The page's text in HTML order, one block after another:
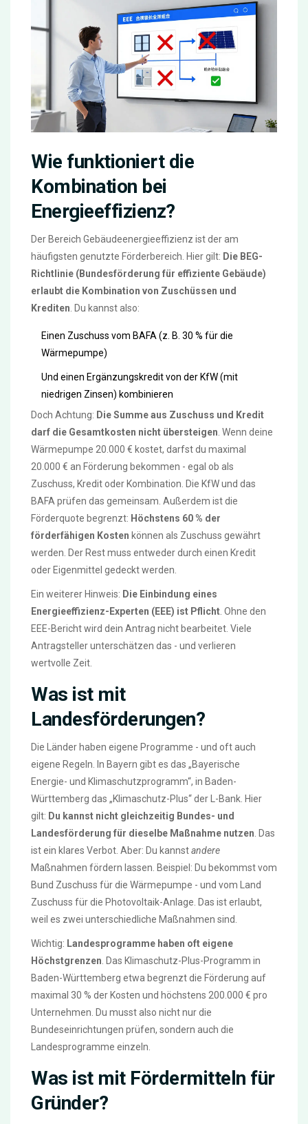
Wie funktioniert die
Kombination bei
Energieeffizienz?
Der Bereich Gebäudeenergieeffizienz ist der am
häufigsten genutzte Förderbereich. Hier gilt: Die BEG-
Richtlinie (Bundesförderung für effiziente Gebäude)
erlaubt die Kombination von Zuschüssen und
Krediten . Du kannst also:
Einen Zuschuss vom BAFA (z. B. 30 % für die
Wärmepumpe)
Und einen Ergänzungskredit von der KfW (mit
niedrigen Zinsen) kombinieren
Doch Achtung: Die Summe aus Zuschuss und Kredit
darf die Gesamtkosten nicht übersteigen . Wenn deine
Wärmepumpe 20.000 € kostet, darfst du maximal
20.000 € an Förderung bekommen - egal ob als
Zuschuss, Kredit oder Kombination. Die KfW und das
BAFA prüfen das gemeinsam. Außerdem ist die
Förderquote begrenzt: Höchstens 60 % der
förderfähigen Kosten können als Zuschuss gewährt
werden. Der Rest muss entweder durch einen Kredit
oder Eigenmittel gedeckt werden.
Ein weiterer Hinweis: Die Einbindung eines
Energieeffizienz-Experten (EEE) ist Pflicht . Ohne den
EEE-Bericht wird dein Antrag nicht bearbeitet. Viele
Antragsteller unterschätzen das - und verlieren
wertvolle Zeit.
Was ist mit
Landesförderungen?
Die Länder haben eigene Programme - und oft auch
eigene Regeln. In Bayern gibt es das „Bayerische
Energie- und Klimaschutzprogramm“, in Baden-
Württemberg das „Klimaschutz-Plus“ der L-Bank. Hier
gilt: Du kannst nicht gleichzeitig Bundes- und
Landesförderung für dieselbe Maßnahme nutzen . Das
ist ein klares Verbot. Aber: Du kannstandere
Maßnahmen fördern lassen. Beispiel: Du bekommst vom
Bund Zuschuss für die Wärmepumpe - und vom Land
Zuschuss für die Photovoltaik-Anlage. Das ist erlaubt,
weil es zwei unterschiedliche Maßnahmen sind.
Wichtig: Landesprogramme haben oft eigene
Höchstgrenzen . Das Klimaschutz-Plus-Programm in
Baden-Württemberg etwa begrenzt die Förderung auf
maximal 30 % der Kosten und höchstens 200.000 € pro
Unternehmen. Du musst also nicht nur die
Bundeseinrichtungen prüfen, sondern auch die
Landesprogramme einzeln.
Was ist mit Fördermitteln für
Gründer?